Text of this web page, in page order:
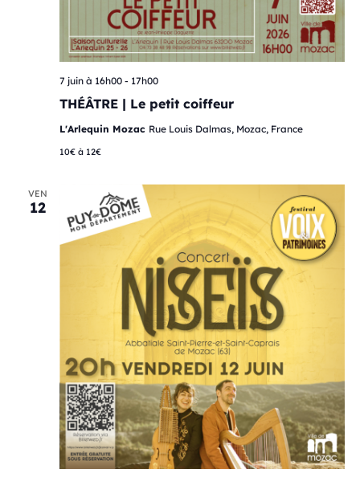
THÉÂTRE | Le petit coiffeur
7 juin à 16h00- 17h00
L'Arlequin Mozac Rue Louis Dalmas, Mozac, France
10€ à 12€
VEN
12